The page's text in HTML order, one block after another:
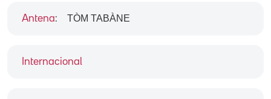
Internacional
Antena: TÒM TABÀNE